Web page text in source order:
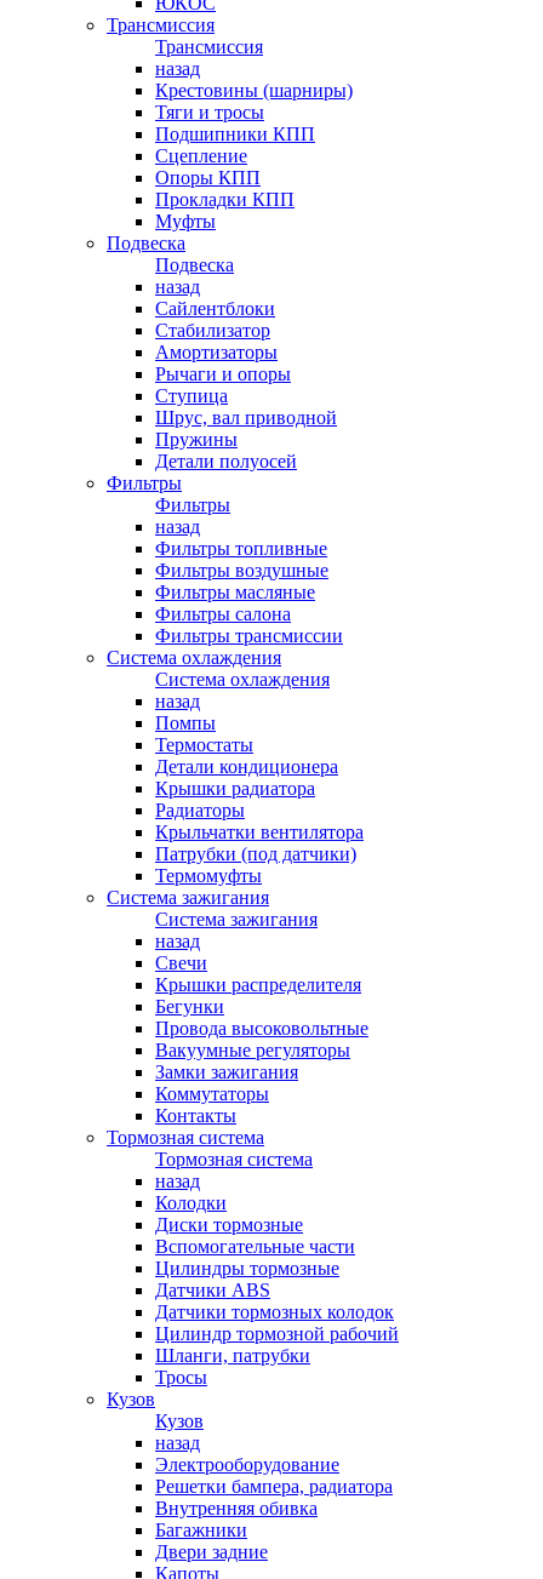
Трансмиссия
Трансмиссия
назад
Крестовины (шарниры)
Тяги и тросы
Подшипники КПП
Сцепление
Опоры КПП
Прокладки КПП
Муфты
Подвеска
Подвеска
назад
Сайлентблоки
Стабилизатор
Амортизаторы
Рычаги и опоры
Ступица
Шрус, вал приводной
Пружины
Детали полуосей
Фильтры
Фильтры
назад
Фильтры топливные
Фильтры воздушные
Фильтры масляные
Фильтры салона
Фильтры трансмиссии
Система охлаждения
Система охлаждения
назад
Помпы
Термостаты
Детали кондиционера
Крышки радиатора
Радиаторы
Крыльчатки вентилятора
Патрубки (под датчики)
Термомуфты
Система зажигания
Система зажигания
назад
Свечи
Крышки распределителя
Бегунки
Провода высоковольтные
Вакуумные регуляторы
Замки зажигания
Коммутаторы
Контакты
Тормозная система
Тормозная система
назад
Колодки
Диски тормозные
Вспомогательные части
Цилиндры тормозные
Датчики ABS
Датчики тормозных колодок
Цилиндр тормозной рабочий
Шланги, патрубки
Тросы
Кузов
Кузов
назад
Электрооборудование
Решетки бампера, радиатора
Внутренняя обивка
Багажники
Двери задние
Капоты